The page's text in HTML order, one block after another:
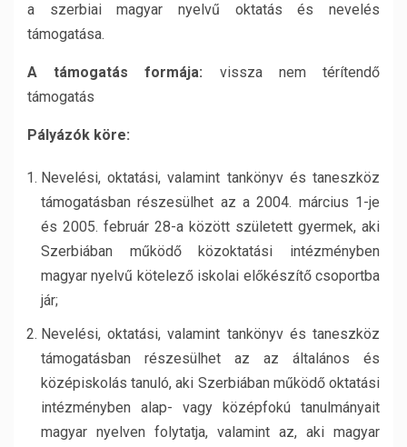
a szerbiai magyar nyelvű oktatás és nevelés
támogatása.
A támogatás formája: vissza nem térítendő
támogatás
Pályázók köre:
Nevelési, oktatási, valamint tankönyv és taneszköz
támogatásban részesülhet az a 2004. március 1-je
és 2005. február 28-a között született gyermek, aki
Szerbiában működő közoktatási intézményben
magyar nyelvű kötelező iskolai előkészítő csoportba
jár;
Nevelési, oktatási, valamint tankönyv és taneszköz
támogatásban részesülhet az az általános és
középiskolás tanuló, aki Szerbiában működő oktatási
intézményben alap- vagy középfokú tanulmányait
magyar nyelven folytatja, valamint az, aki magyar